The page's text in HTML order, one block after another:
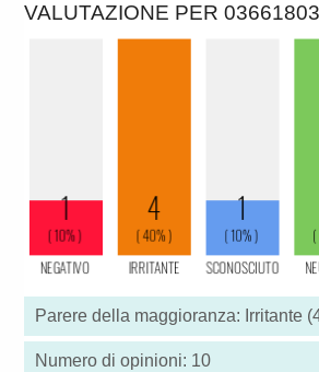
VALUTAZIONE PER
Parere della maggioranza: Irritante
Numero di opinioni: 10